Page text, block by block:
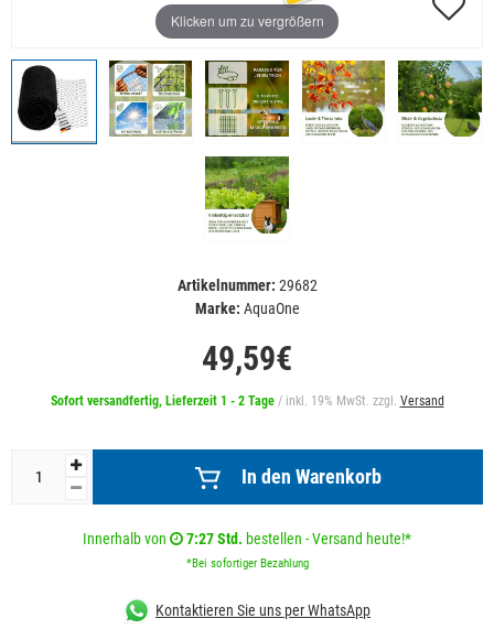
Klicken um zu vergrößern
Artikelnummer: 29682
Marke: AquaOne
49,59€
Sofort versandfertig, Lieferzeit 1 - 2 Tage / inkl. 19% MwSt. zzgl. Versand
In den Warenkorb
Innerhalb von 7:27 Std. bestellen - Versand heute!*
*Bei sofortiger Bezahlung
Kontaktieren Sie uns per WhatsApp